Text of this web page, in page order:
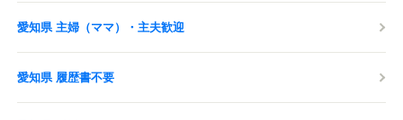
愛知県 主婦（ママ）・主夫歓迎
愛知県 履歴書不要